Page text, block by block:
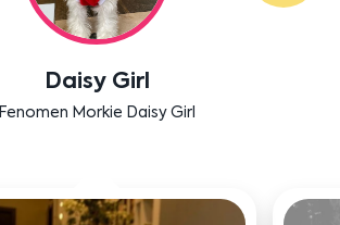
Daisy Girl
Fenomen Morkie Daisy Girl